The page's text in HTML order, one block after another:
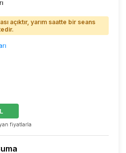
açıktır, yarım saatte bir seans
fiyatlarla